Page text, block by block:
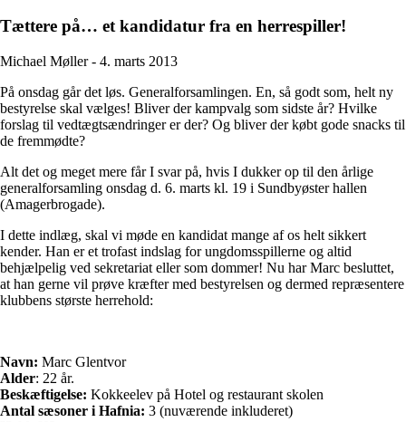
Tættere på… et kandidatur fra en herrespiller!
Michael Møller - 4. marts 2013
På onsdag går det løs. Generalforsamlingen. En, så godt som, helt ny
bestyrelse skal vælges! Bliver der kampvalg som sidste år? Hvilke
forslag til vedtægtsændringer er der? Og bliver der købt gode snacks til
de fremmødte?
Alt det og meget mere får I svar på, hvis I dukker op til den årlige
generalforsamling onsdag d. 6. marts kl. 19 i Sundbyøster hallen
(Amagerbrogade).
I dette indlæg, skal vi møde en kandidat mange af os helt sikkert
kender. Han er et trofast indslag for ungdomsspillerne og altid
behjælpelig ved sekretariat eller som dommer! Nu har Marc besluttet,
at han gerne vil prøve kræfter med bestyrelsen og dermed repræsentere
klubbens største herrehold:
Navn: Marc Glentvor
Alder: 22 år.
Beskæftigelse: Kokkeelev på Hotel og restaurant skolen
Antal sæsoner i Hafnia: 3 (nuværende inkluderet)